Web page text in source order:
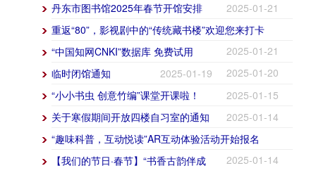
丹东市图书馆2025年春节开馆安排
2025-01-21
重返“80”，影视剧中的“传统藏书楼”欢迎您来打卡
2025-01-21
“中国知网CNKI”数据库 免费试用
2025-01-20
临时闭馆通知
2025-01-19
“小小书虫 创意竹编”课堂开课啦！
2025-01-15
关于寒假期间开放四楼自习室的通知
2025-01-14
“趣味科普，互动悦读”AR互动体验活动开始报名
2025-01-14
【我们的节日·春节】“书香古韵伴成